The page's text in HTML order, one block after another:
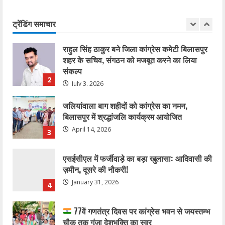
ट्रेंडिंग समाचार
1
2
राहुल सिंह ठाकुर बने जिला कांग्रेस कमेटी बिलासपुर
शहर के सचिव, संगठन को मजबूत करने का लिया
संकल्प
July 3, 2026
3
जलियांवाला बाग शहीदों को कांग्रेस का नमन,
बिलासपुर में श्रद्धांजलि कार्यक्रम आयोजित
April 14, 2026
4
एसईसीएल में फर्जीवाड़े का बड़ा खुलासा: आदिवासी की
ज़मीन, दूसरे की नौकरी!
January 31, 2026
77वें गणतंत्र दिवस पर कांग्रेस भवन से जयस्तम्भ
चौक तक गूंजा देशभक्ति का स्वर